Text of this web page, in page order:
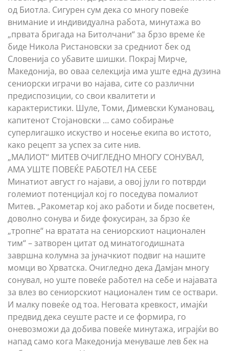
од Биотла. Сигурен сум дека со многу повеќе
внимание и индивидуална работа, минутажа во
„првата бригада на Битолчани“ за брзо време ќе
биде Никола Ристановски за средниот бек од
Словенија со убавите шишки. Покрај Мирче,
Македонија, во оваа селекција има уште една дузина
сениорски играчи во најава, сите со различни
предиспозиции, со свои квалитети и
карактеристики. Шуле, Томи, Димевски Кумановац,
капитенот Стојановски … само собирање
суперлигашко искуство и носење екипа во истото,
како рецепт за успех за сите нив.
„МАЛИОТ“ МИТЕВ ОЧИГЛЕДНО МНОГУ СОНУВАЛ,
АМА УШТЕ ПОВЕЌЕ РАБОТЕЛ НА СЕБЕ
Минатиот август го најави, а овој јули го потврди
големиот потенцијал кој го поседува помалиот
Митев. „Ракометар кој ако работи и биде посветен,
доволно сонува и биде фокусиран, за брзо ќе
„тропне“ на вратата на сениорскиот национален
тим“ – затворен цитат од минатогодишната
завршна колумна за јуначкиот подвиг на нашите
момци во Хрватска. Очигледно дека Дамјан многу
сонувал, но уште повеќе работел на себе и најавата
за влез во сениорскиот национален тим се оствари.
И малку повеќе од тоа. Неговата кревкост, имајќи
предвид дека сеуште расте и се формира, го
оневозможи да добива повеќе минутажа, играјќи во
напад само кога Македонија менуваше лев бек на